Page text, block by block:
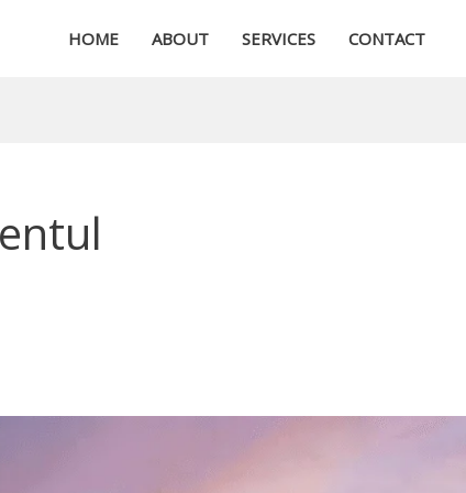
HOME ABOUT SERVICES CONTACT